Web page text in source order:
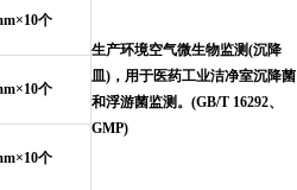
×10个
生产环境空气微生物监测(沉降
皿)，用于医药工业洁净室沉降菌
和浮游菌监测。(GB/T 16292、
GMP)
×10个
×10个